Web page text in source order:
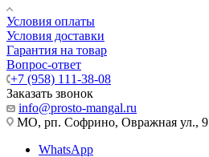
Условия оплаты
Условия доставки
Гарантия на товар
Вопрос-ответ
+7 (958) 111-38-08
Заказать звонок
info@prosto-mangal.ru
МО, рп. Софрино, Овражная ул., 9
WhatsApp